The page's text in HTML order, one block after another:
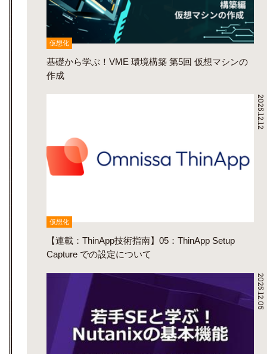
仮想化
基礎から学ぶ！VME 環境構築 第5回 仮想マシンの
作成
2025.12.12
仮想化
【連載：ThinApp技術指南】05：ThinApp Setup
Capture での設定について
2025.12.05